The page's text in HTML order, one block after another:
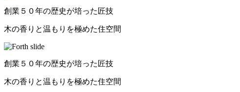
創業５０年の歴史が培った匠技
木の香りと温もりを極めた住空間
創業５０年の歴史が培った匠技
木の香りと温もりを極めた住空間